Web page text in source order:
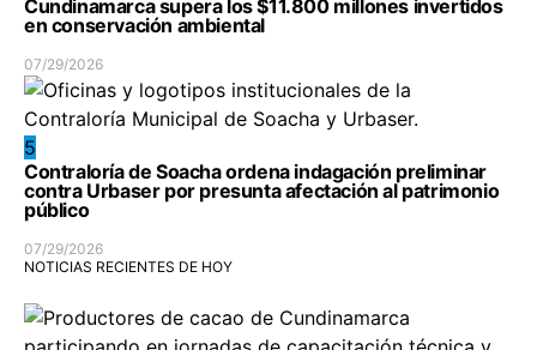
Cundinamarca supera los $11.800 millones invertidos
en conservación ambiental
07/29/2026
5
Contraloría de Soacha ordena indagación preliminar
contra Urbaser por presunta afectación al patrimonio
público
07/29/2026
NOTICIAS RECIENTES DE HOY